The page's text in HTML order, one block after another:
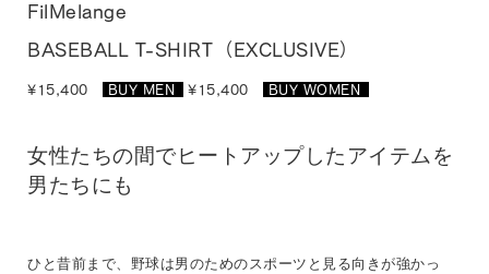
FilMelange
BASEBALL T-SHIRT（EXCLUSIVE）
¥15,400 BUY MEN ¥15,400 BUY WOMEN
女性たちの間でヒートアップしたアイテムを
男たちにも
ひと昔前まで、野球は男のためのスポーツと見る向きが強かっ